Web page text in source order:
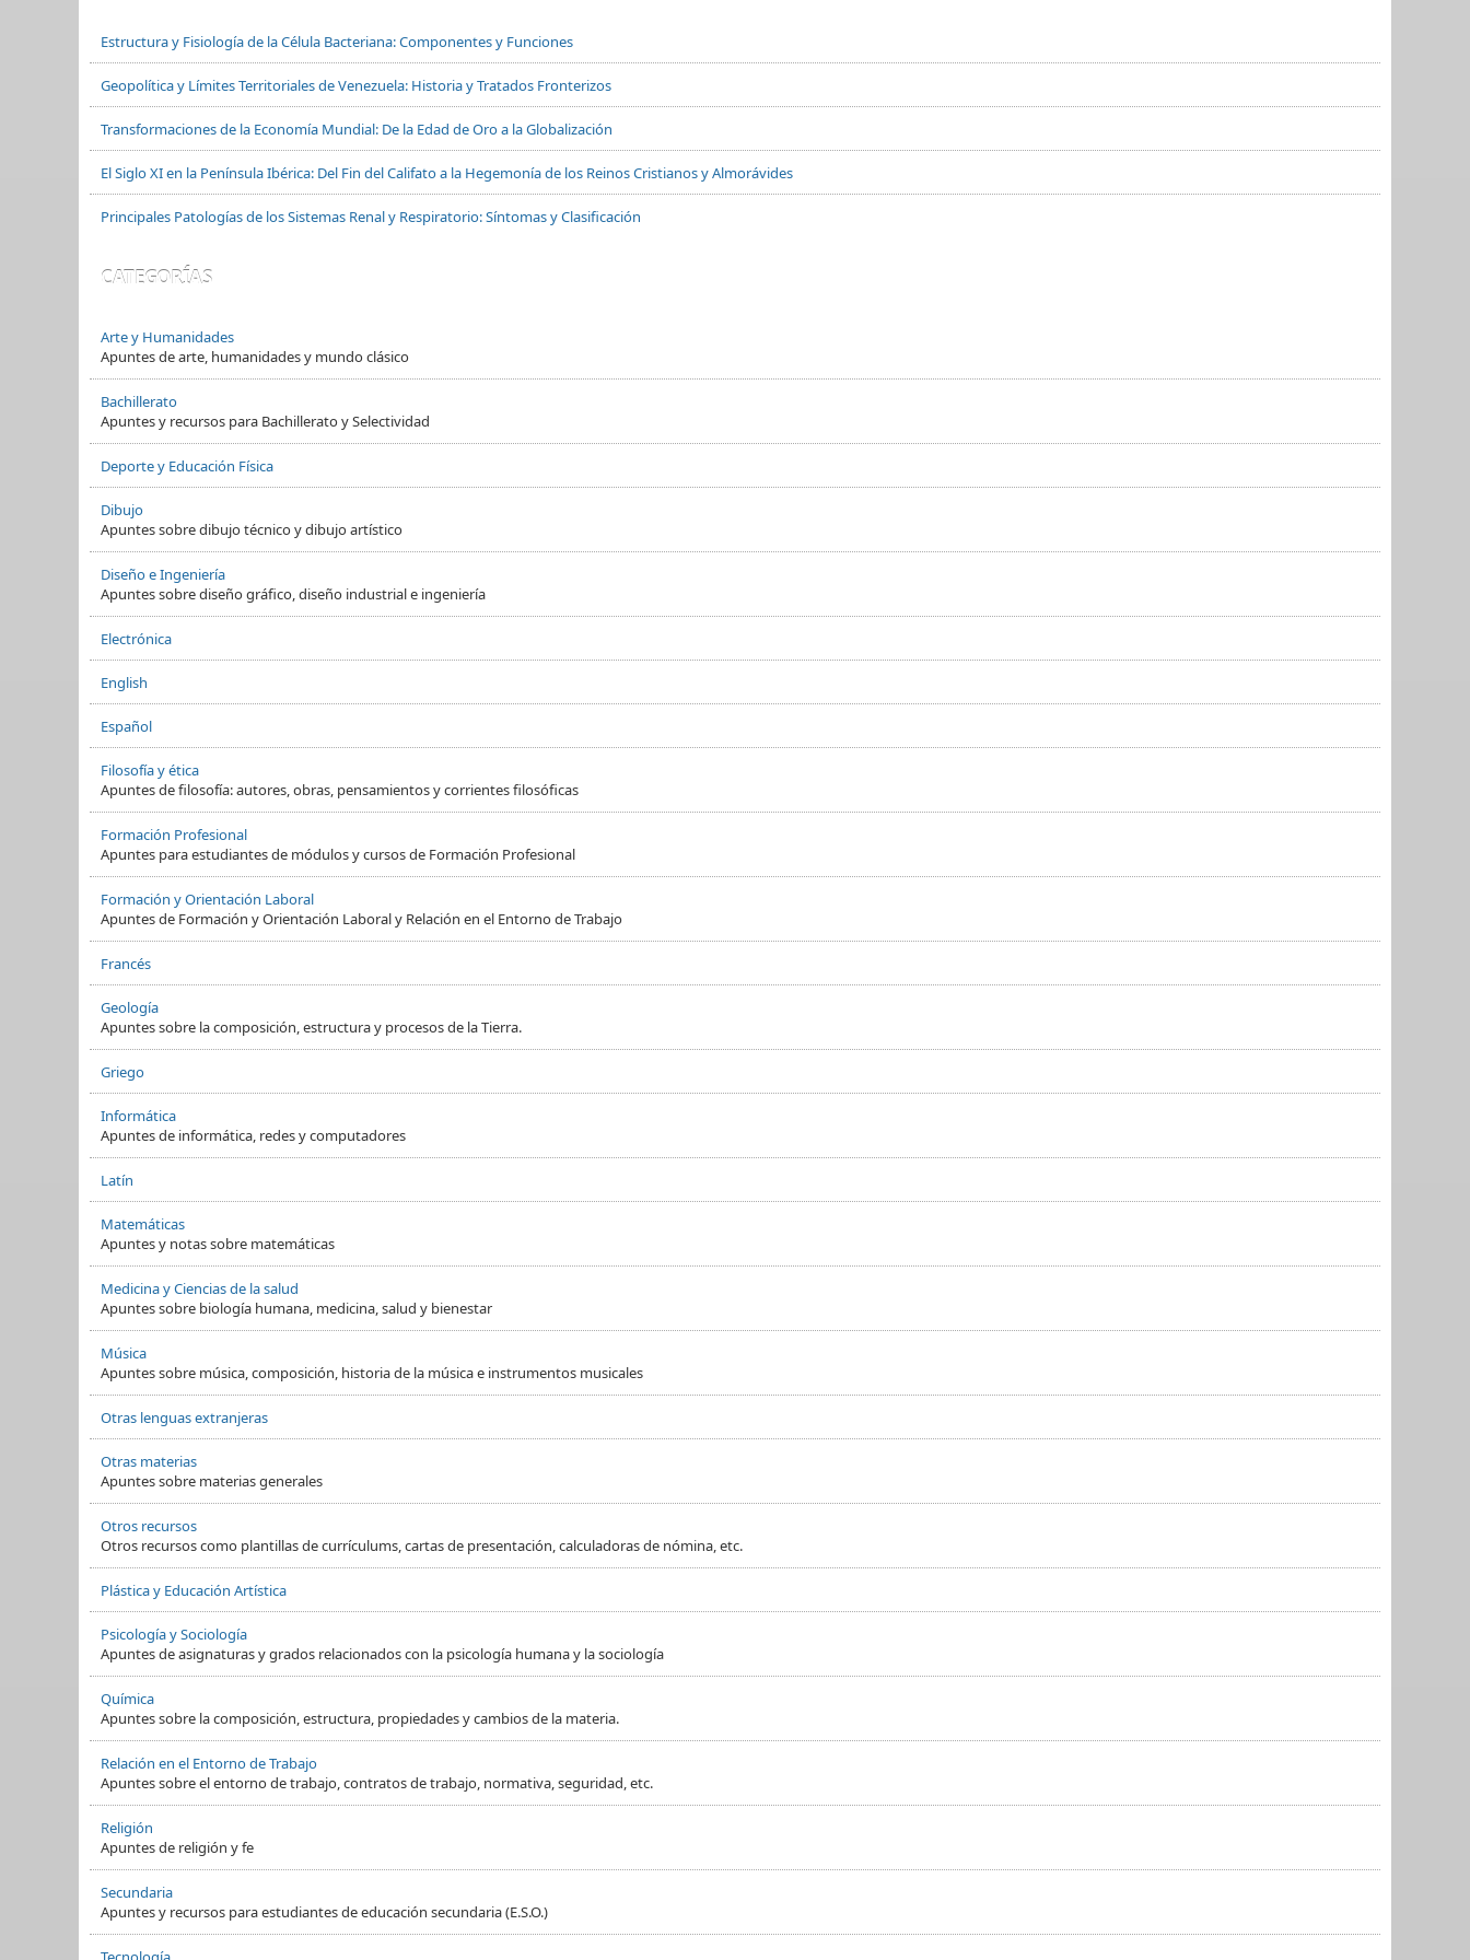
Estructura y Fisiología de la Célula Bacteriana: Componentes y Funciones
Geopolítica y Límites Territoriales de Venezuela: Historia y Tratados Fronterizos
Transformaciones de la Economía Mundial: De la Edad de Oro a la Globalización
El Siglo XI en la Península Ibérica: Del Fin del Califato a la Hegemonía de los Reinos Cristianos y Almorávides
Principales Patologías de los Sistemas Renal y Respiratorio: Síntomas y Clasificación
CATEGORÍAS
Arte y Humanidades
Apuntes de arte, humanidades y mundo clásico
Bachillerato
Apuntes y recursos para Bachillerato y Selectividad
Deporte y Educación Física
Dibujo
Apuntes sobre dibujo técnico y dibujo artístico
Diseño e Ingeniería
Apuntes sobre diseño gráfico, diseño industrial e ingeniería
Electrónica
English
Español
Filosofía y ética
Apuntes de filosofía: autores, obras, pensamientos y corrientes filosóficas
Formación Profesional
Apuntes para estudiantes de módulos y cursos de Formación Profesional
Formación y Orientación Laboral
Apuntes de Formación y Orientación Laboral y Relación en el Entorno de Trabajo
Francés
Geología
Apuntes sobre la composición, estructura y procesos de la Tierra.
Griego
Informática
Apuntes de informática, redes y computadores
Latín
Matemáticas
Apuntes y notas sobre matemáticas
Medicina y Ciencias de la salud
Apuntes sobre biología humana, medicina, salud y bienestar
Música
Apuntes sobre música, composición, historia de la música e instrumentos musicales
Otras lenguas extranjeras
Otras materias
Apuntes sobre materias generales
Otros recursos
Otros recursos como plantillas de currículums, cartas de presentación, calculadoras de nómina, etc.
Plástica y Educación Artística
Psicología y Sociología
Apuntes de asignaturas y grados relacionados con la psicología humana y la sociología
Química
Apuntes sobre la composición, estructura, propiedades y cambios de la materia.
Relación en el Entorno de Trabajo
Apuntes sobre el entorno de trabajo, contratos de trabajo, normativa, seguridad, etc.
Religión
Apuntes de religión y fe
Secundaria
Apuntes y recursos para estudiantes de educación secundaria (E.S.O.)